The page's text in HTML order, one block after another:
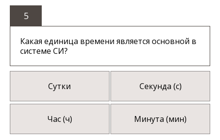
5
Какая единица времени является основной в
системе СИ?
Сутки Секунда (с)
Час (ч) Минута (мин)